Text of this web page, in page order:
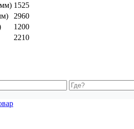
1525
2960
1200
2210